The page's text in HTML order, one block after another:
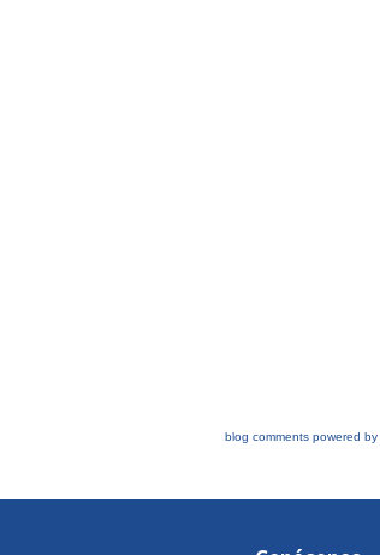
blog comments powered by